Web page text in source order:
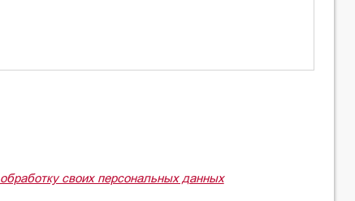
обработку своих персональных данных